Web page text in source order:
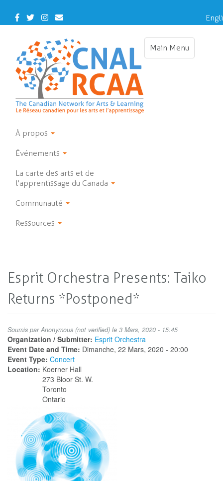
main
Facebook
TwitterInstagram
Contact
Us
Main Menu
Toggle
À propos
Événements
La carte des arts et de
l'apprentissage du Canada
Communauté
Ressources
Esprit Orchestra Presents: Taiko
Returns *Postponed*
Soumis parAnonymous (not verified) le 3 Mars, 2020 - 15:45
Organization / Submitter: Esprit Orchestra
Event Date and Time: Dimanche, 22 Mars, 2020 - 20:00
Event Type: Concert
Location: Koerner Hall
273 Bloor St. W.
Toronto
Ontario